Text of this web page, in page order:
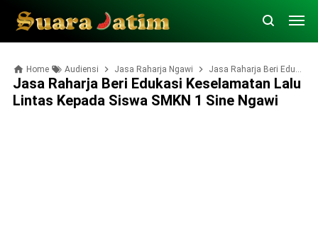
Home Audiensi Jasa Raharja Ngawi Jasa Raharja Beri Edukasi Keselamatan Lalu Lintas kepada Siswa SMKN 1 Sine Ngawi
Jasa Raharja Beri Edukasi Keselamatan Lalu
Lintas Kepada Siswa SMKN 1 Sine Ngawi